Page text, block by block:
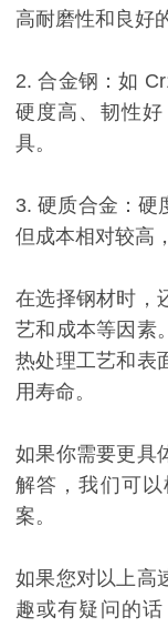
高耐磨性和良好
2. 合金钢：如
硬度高、韧性
具。
3. 硬质合金：硬
但成本相对较高
在选择钢材时，
艺和成本等因素
热处理工艺和表
用寿命。
如果你需要更具
解答，我们可
案。
如果您对以上高
趣或有疑问的